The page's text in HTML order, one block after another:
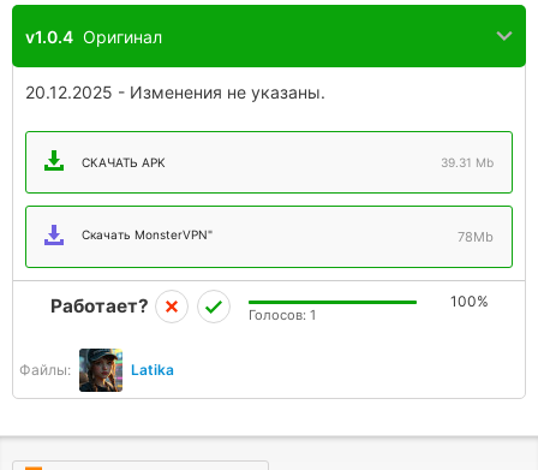
v1.0.4 Оригинал
20.12.2025 - Изменения не указаны.
СКАЧАТЬ APK 39.31 Mb
Скачать MonsterVPN" 78Mb
Файлы: Latika
Работает? 100%
Голосов: 1